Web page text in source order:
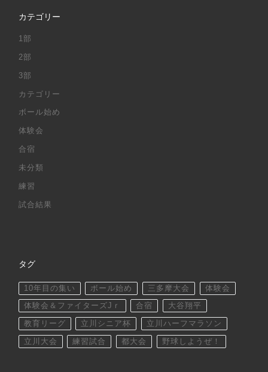
カテゴリー
1部
2部
3部
カテゴリー
ボール始め
体験会
合宿
未分類
練習
試合結果
タグ
10年目の集い ボール始め 三多摩大会 体験会
体験会＆ファイターズJｒ 合宿 大谷翔平
教育リーグ 立川シニア杯 立川ハーフマラソン
立川大会 練習試合 都大会 野球しようぜ！